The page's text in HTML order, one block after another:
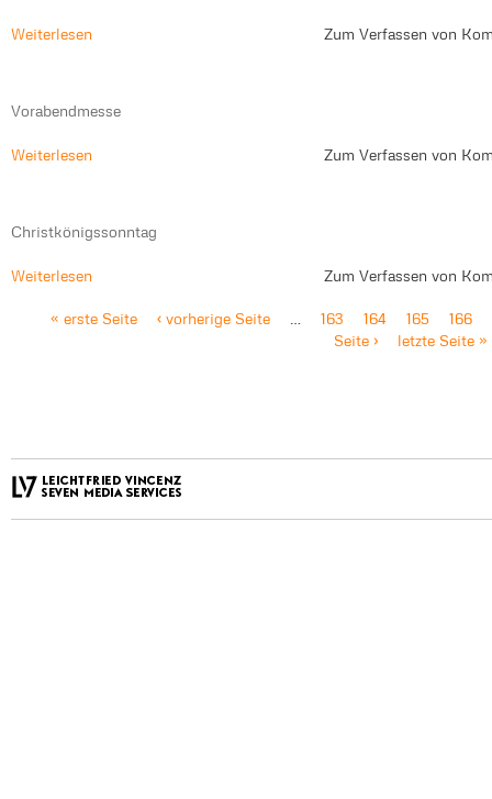
Weiterlesen Zum Verfassen von
Vorabendmesse
Weiterlesen Zum Verfassen von
Christkönigssonntag
Weiterlesen Zum Verfassen von
« erste Seite ‹ vorherige Seite … 163 164 165
166
Seite ›
letzte Seite »